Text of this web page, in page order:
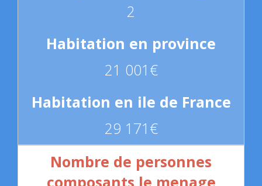
2
21 001€
29 171€